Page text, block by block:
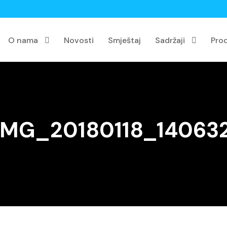
O nama Novosti Smještaj Sadržaji